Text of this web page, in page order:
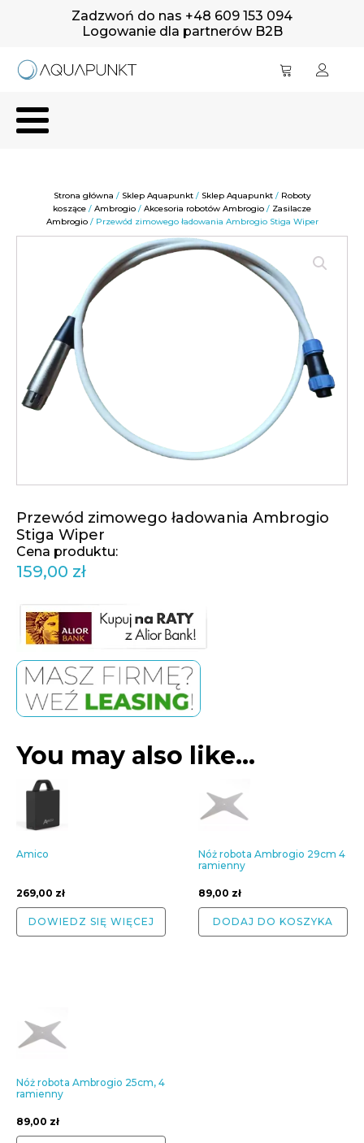
Zadzwoń do nas +48 609 153 094
Logowanie dla partnerów B2B
Strona główna / Sklep Aquapunkt/ Sklep Aquapunkt/ Roboty
koszące / Ambrogio / Akcesoria robotów Ambrogio / Zasilacze
Ambrogio/ Przewód zimowego ładowania Ambrogio Stiga Wiper
Przewód zimowego ładowania Ambrogio
Stiga Wiper
159,00 zł
You may also like…
Amico
269,00 zł
DOWIEDZ SIĘ WIĘCEJ
Nóż robota Ambrogio 29cm 4
ramienny
89,00 zł
DODAJ DO KOSZYKA
Nóż robota Ambrogio 25cm, 4
ramienny
89,00 zł